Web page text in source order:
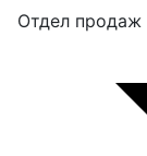
Отдел продаж